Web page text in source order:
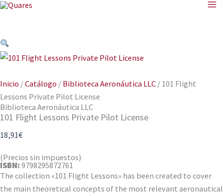
Inicio /Catálogo / Biblioteca Aeronáutica LLC / 101 Flight
Lessons Private Pilot License
Biblioteca Aeronáutica LLC
101 Flight Lessons Private Pilot License
18,91€
(Precios sin impuestos)
ISBN: 9798295872761
The collection «101 Flight Lessons» has been created to cover
the main theoretical concepts of the most relevant aeronautical